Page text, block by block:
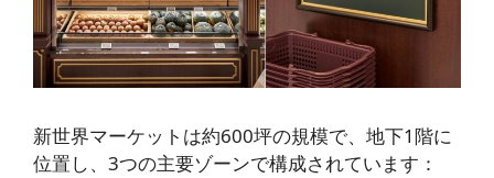
新世界マーケットは約600坪の規模で、地下1階に
位置し、3つの主要ゾーンで構成されています：